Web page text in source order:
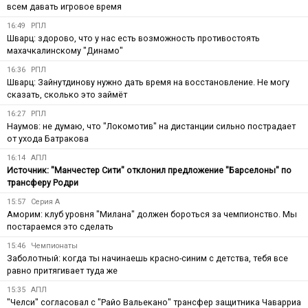
всем давать игровое время
16:49 РПЛ
Шварц: здорово, что у нас есть возможность противостоять
махачкалинскому "Динамо"
16:36 РПЛ
Шварц: Зайнутдинову нужно дать время на восстановление. Не могу
сказать, сколько это займёт
16:27 РПЛ
Наумов: не думаю, что "Локомотив" на дистанции сильно пострадает
от ухода Батракова
16:14 АПЛ
Источник: "Манчестер Сити" отклонил предложение "Барселоны" по
трансферу Родри
15:57 Серия А
Аморим: клуб уровня "Милана" должен бороться за чемпионство. Мы
постараемся это сделать
15:46 Чемпионаты
Заболотный: когда ты начинаешь красно-синим с детства, тебя все
равно притягивает туда же
15:35 АПЛ
"Челси" согласовал с "Райо Вальекано" трансфер защитника Чаварриа